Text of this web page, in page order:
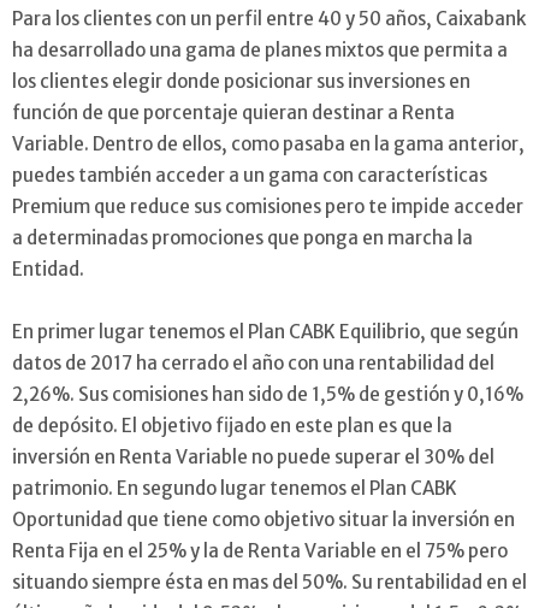
Para los clientes con un perfil entre 40 y 50 años, Caixabank
ha desarrollado una gama de planes mixtos que permita a
los clientes elegir donde posicionar sus inversiones en
función de que porcentaje quieran destinar a Renta
Variable. Dentro de ellos, como pasaba en la gama anterior,
puedes también acceder a un gama con características
Premium que reduce sus comisiones pero te impide acceder
a determinadas promociones que ponga en marcha la
Entidad.
En primer lugar tenemos el Plan CABK Equilibrio, que según
datos de 2017 ha cerrado el año con una rentabilidad del
2,26%. Sus comisiones han sido de 1,5% de gestión y 0,16%
de depósito. El objetivo fijado en este plan es que la
inversión en Renta Variable no puede superar el 30% del
patrimonio. En segundo lugar tenemos el Plan CABK
Oportunidad que tiene como objetivo situar la inversión en
Renta Fija en el 25% y la de Renta Variable en el 75% pero
situando siempre ésta en mas del 50%. Su rentabilidad en el